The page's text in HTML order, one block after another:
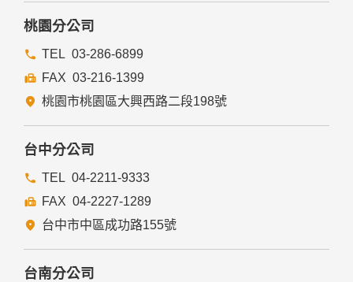
桃園分公司
03-286-6899
03-216-1399
桃園市桃園區大興西路二段198號
台中分公司
04-2211-9333
04-2227-1289
台中市中區成功路155號
台南分公司